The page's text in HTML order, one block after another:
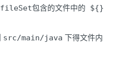
fileSet包含的文件中的 ${}
src/main/java 下得文件内